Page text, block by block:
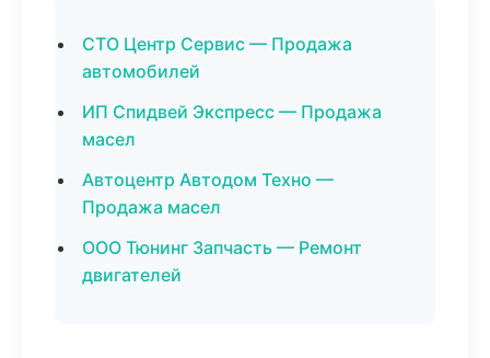
СТО Центр Сервис — Продажа
автомобилей
ИП Спидвей Экспресс — Продажа
масел
Автоцентр Автодом Техно —
Продажа масел
ООО Тюнинг Запчасть — Ремонт
двигателей